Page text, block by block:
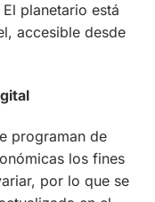
planetario está
accesible desde
programan de
los fines
por lo que se